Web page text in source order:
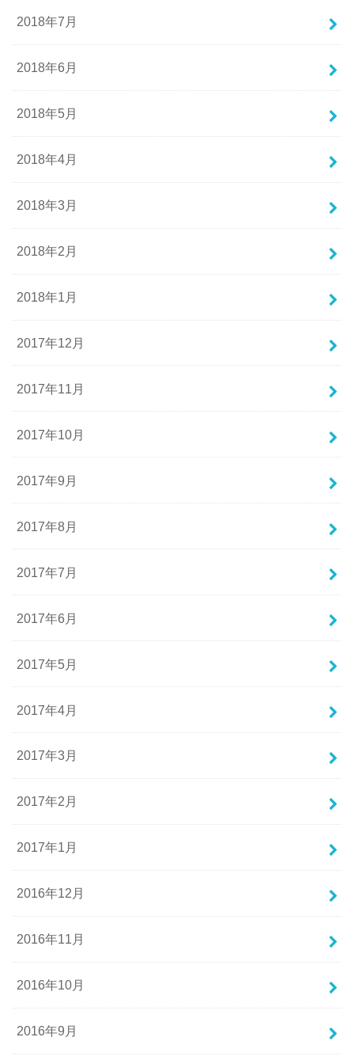
2018年7月
2018年6月
2018年5月
2018年4月
2018年3月
2018年2月
2018年1月
2017年12月
2017年11月
2017年10月
2017年9月
2017年8月
2017年7月
2017年6月
2017年5月
2017年4月
2017年3月
2017年2月
2017年1月
2016年12月
2016年11月
2016年10月
2016年9月